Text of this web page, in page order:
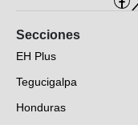
Secciones
EH Plus
Tegucigalpa
Honduras